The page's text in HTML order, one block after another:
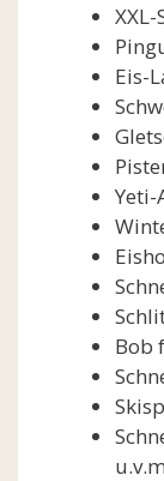
Eis-
Bob